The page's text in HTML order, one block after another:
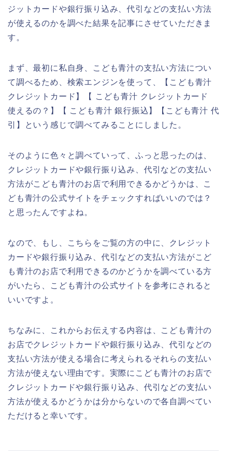
ジットカードや銀行振り込み、代引などの支払い方法
が使えるのかを調べた結果を記事にさせていただきま
す。
まず、最初に私自身、こども青汁の支払い方法につい
て調べるため、検索エンジンを使って、【こども青汁
クレジットカード】【 こども青汁 クレジットカード
使えるの？】【 こども青汁 銀行振込】【こども青汁 代
引】という感じで調べてみることにしました。
そのように色々と調べていって、ふっと思ったのは、
クレジットカードや銀行振り込み、代引などの支払い
方法がこども青汁のお店で利用できるかどうかは、こ
ども青汁の公式サイトをチェックすればいいのでは？
と思ったんですよね。
なので、もし、こちらをご覧の方の中に、クレジット
カードや銀行振り込み、代引などの支払い方法がこど
も青汁のお店で利用できるのかどうかを調べている方
がいたら、こども青汁の公式サイトを参考にされると
いいですよ。
ちなみに、これからお伝えする内容は、こども青汁の
お店でクレジットカードや銀行振り込み、代引などの
支払い方法が使える場合に考えられるそれらの支払い
方法が使えない理由です。実際にこども青汁のお店で
クレジットカードや銀行振り込み、代引などの支払い
方法が使えるかどうかは分からないので各自調べてい
ただけると幸いです。